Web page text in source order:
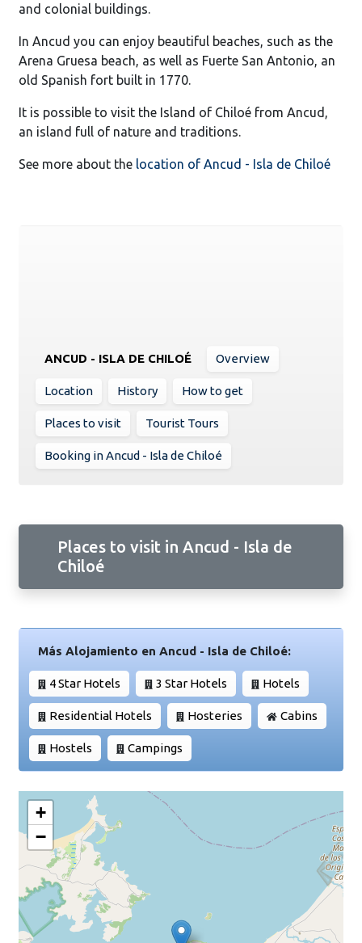
and colonial buildings.
In Ancud you can enjoy beautiful beaches, such as the
Arena Gruesa beach, as well as Fuerte San Antonio, an
old Spanish fort built in 1770.
It is possible to visit the Island of Chiloé from Ancud,
an island full of nature and traditions.
See more about the location of Ancud - Isla de Chiloé
ANCUD - ISLA DE CHILOÉ Overview
Location History How to get
Places to visit Tourist Tours
Booking in Ancud - Isla de Chiloé
Places to visit in Ancud - Isla de
Chiloé
Más Alojamiento en Ancud - Isla de Chiloé:
4 Star Hotels 3 Star Hotels Hotels
Residential Hotels Hosteries Cabins
Hostels Campings
+
−